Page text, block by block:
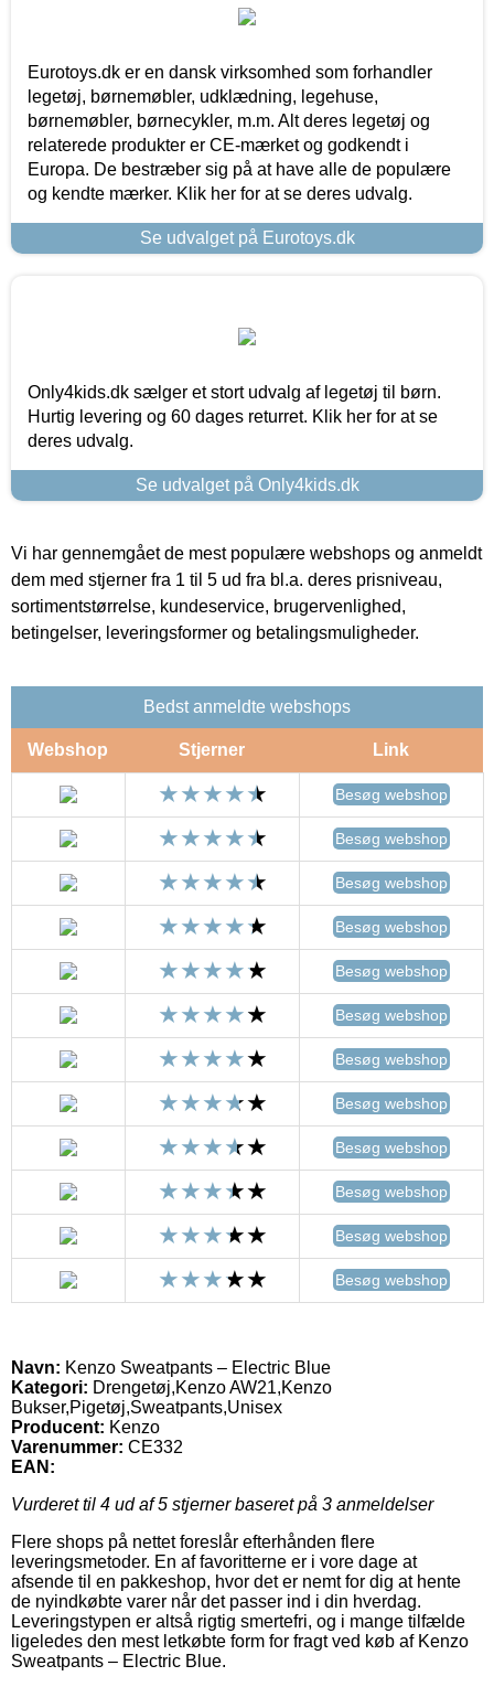
Eurotoys.dk er en dansk virksomhed som forhandler
legetøj, børnemøbler, udklædning, legehuse,
børnemøbler, børnecykler, m.m. Alt deres legetøj og
relaterede produkter er CE-mærket og godkendt i
Europa. De bestræber sig på at have alle de populære
og kendte mærker. Klik her for at se deres udvalg.
Se udvalget på Eurotoys.dk
Only4kids.dk sælger et stort udvalg af legetøj til børn.
Hurtig levering og 60 dages returret. Klik her for at se
deres udvalg.
Se udvalget på Only4kids.dk
Vi har gennemgået de mest populære webshops og anmeldt
dem med stjerner fra 1 til 5 ud fra bl.a. deres prisniveau,
sortimentstørrelse, kundeservice, brugervenlighed,
betingelser, leveringsformer og betalingsmuligheder.
Bedst anmeldte webshops
Webshop Stjerner Link
Besøg webshop
Besøg webshop
Besøg webshop
Besøg webshop
Besøg webshop
Besøg webshop
Besøg webshop
Besøg webshop
Besøg webshop
Besøg webshop
Besøg webshop
Besøg webshop
Navn: Kenzo Sweatpants – Electric Blue
Kategori: Drengetøj,Kenzo AW21,Kenzo
Bukser,Pigetøj,Sweatpants,Unisex
Producent: Kenzo
Varenummer: CE332
EAN:
Vurderet til 4 ud af 5 stjerner baseret på 3 anmeldelser
Flere shops på nettet foreslår efterhånden flere
leveringsmetoder. En af favoritterne er i vore dage at
afsende til en pakkeshop, hvor det er nemt for dig at hente
de nyindkøbte varer når det passer ind i din hverdag.
Leveringstypen er altså rigtig smertefri, og i mange tilfælde
ligeledes den mest letkøbte form for fragt ved køb af Kenzo
Sweatpants – Electric Blue.